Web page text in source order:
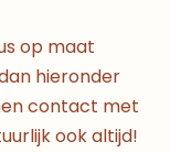
op maat
hieronder
contact met
ook altijd!